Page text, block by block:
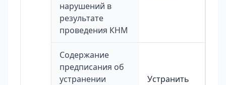
нарушений в
результате
проведения КНМ
Содержание
предписания об
устранении
Устранить